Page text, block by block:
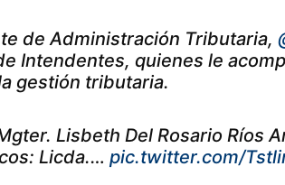
de Administración Tributaria,
Intendentes, quienes le
gestión tributaria.
Lisbeth Del Rosario Ríos
Licda.… pic.twitter.com/